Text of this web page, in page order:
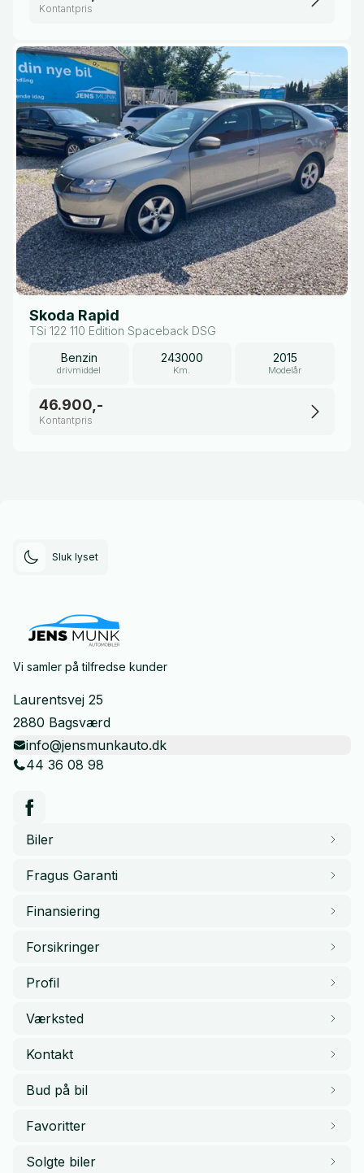
Kontantpris
Skoda Rapid
TSi 122 110 Edition Spaceback DSG
Benzin
drivmiddel
243000
Km.
2015
Modelår
46.900,-
Kontantpris
Sluk lyset
Vi samler på tilfredse kunder
Laurentsvej 25
2880 Bagsværd
info@jensmunkauto.dk
44 36 08 98
Biler
Fragus Garanti
Finansiering
Forsikringer
Profil
Værksted
Kontakt
Bud på bil
Favoritter
Solgte biler